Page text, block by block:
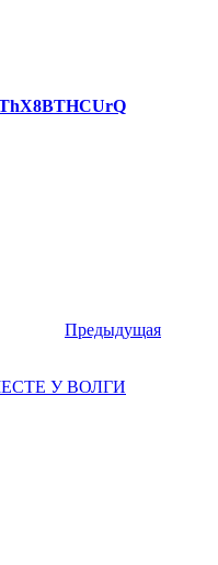
Предыдущая
У ВОЛГИ